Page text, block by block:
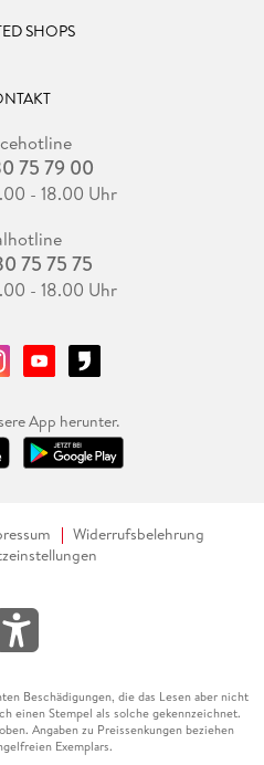
SHOPS
75 79 00
- 18.00 Uhr
75 75 75
- 18.00 Uhr
App herunter.
Widerrufsbelehrung
Beschädigungen, die das Lesen aber nicht
einen Stempel als solche gekennzeichnet.
Angaben zu Preissenkungen beziehen
Exemplars.